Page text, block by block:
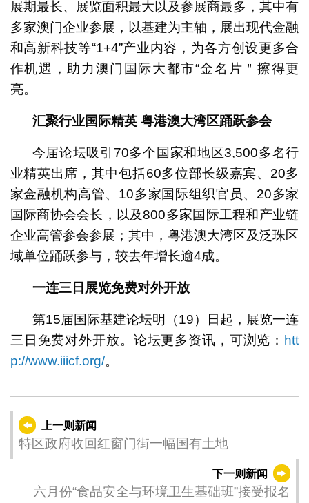
展期最长、展览面积最大以及参展商最多，其中有
多家澳门企业参展，以基建为主轴，展出现代金融
和高新科技等“1+4”产业内容，为各方创设更多合
作机遇，助力澳门国际大都市“金名片＂擦得更
亮。
汇聚行业国际精英 粤港澳大湾区踊跃参会
今届论坛吸引70多个国家和地区3,500多名行
业精英出席，其中包括60多位部长级嘉宾、20多
家金融机构高管、10多家国际组织官员、20多家
国际商协会会长，以及800多家国际工程和产业链
企业高管参会参展；其中，粤港澳大湾区及泛珠区
域单位踊跃参与，较去年增长逾4成。
一连三日展览免费对外开放
第15届国际基建论坛明（19）日起，展览一连
三日免费对外开放。论坛更多资讯，可浏览： htt
p://www.iiicf.org/。
上一则新闻
特区政府收回红窗门街一幅国有土地
下一则新闻
六月份“食品安全与环境卫生基础班”接受报名